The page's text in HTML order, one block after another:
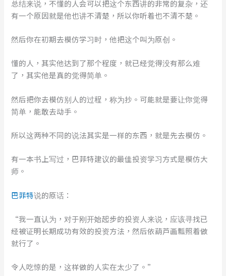
总结来说，不懂的人会可以把这个东西讲的非常的复杂，还
有一个原因就是他也讲不清楚，所以你听着也不清不楚。
然后你在初期去模仿学习时，他把这个叫为原创。
懂的人，其实他达到了那个程度，就已经觉得没有那么难
了，其实他是真的觉得简单。
然后把你去模仿别人的过程，称为抄。可能就是要让你觉得
简单，能敢去动手。
所以这两种不同的说法其实是一样的东西，就是先去模仿。
有一本书上写过，巴菲特建议的最佳投资学习方式是模仿大
师。
巴菲特说的原话：
“我一直认为，对于刚开始起步的投资人来说，应该寻找已
经被证明长期成功有效的投资方法，然后依葫芦画瓢照着做
就行了。
令人吃惊的是，这样做的人实在太少了。”